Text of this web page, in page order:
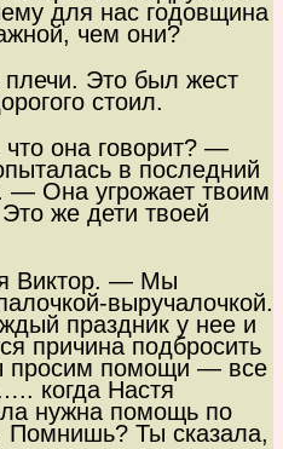
для нас годовщина
чем они?
Это был жест
стоил.
она говорит? —
в последний
— Она угрожает твоим
же дети твоей
Виктор. — Мы
выручалочкой.
праздник у нее и
причина подбросить
просим помощи — все
когда Настя
нужна помощь по
Помнишь? Ты сказала,